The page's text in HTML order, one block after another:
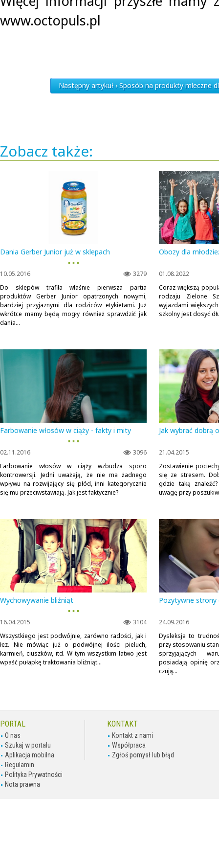
www.octopuls.pl
Następny artykuł › Sposób na produkty mleczne
Zobacz także:
Dania Gerber Junior już w sklepach
▪ ▪ ▪
3279
10.05.2016
Do sklepów trafiła właśnie pierwsza partia
produktów Gerber Junior opatrzonych nowymi,
bardziej przyjaznymi dla rodziców etykietami. Już
wkrótce mamy będą mogły również sprawdzić jak
dania...
Obozy dla
01.08.2022
Coraz większą
rodzaju Zielone
wyjazdami
szkolny jest dosyć
Farbowanie włosów w ciąży - fakty i mity
▪ ▪ ▪
3096
02.11.2016
Farbowanie włosów w ciąży wzbudza sporo
kontrowersji. Jedni uważają, że nie ma żadnego
wpływu na rozwijający się płód, inni kategorycznie
się mu przeciwstawiają. Jak jest faktycznie?
Jak wybrać dobrą
21.04.2015
Zostawienie
się ze stresem.
gdzie taką
uwagę przy
Wychowywanie bliźniąt
▪ ▪ ▪
3104
16.04.2015
Wszystkiego jest podwójnie, zarówno radości, jak i
łez. Nie mówiąc już o podwójnej ilości pieluch,
karmień, ciuszków, itd. W tym wszystkim łatwo jest
wpaść pułapkę traktowania bliźniąt...
Pozytywne strony
24.09.2016
Dysleksja to
przy stosowaniu
sprzyjających
posiadają opinię
czują...
PORTAL
O nas
Szukaj w portalu
Aplikacja mobilna
Regulamin
Polityka Prywatności
Nota prawna
KONTAKT
Kontakt z nami
Współpraca
Zgłoś pomysł lub błąd